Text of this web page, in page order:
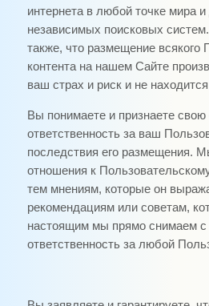
интернета в любой точке мира
независимых поисковых
также, что размещение всякого
контента на нашем Сайте
ваш страх и риск и не
Вы понимаете и признаете
ответственность за ваш
последствия его размещения.
отношения к
тем мнениям, которые он
рекомендациям или советам,
настоящим мы прямо снимаем с
ответственность за любой